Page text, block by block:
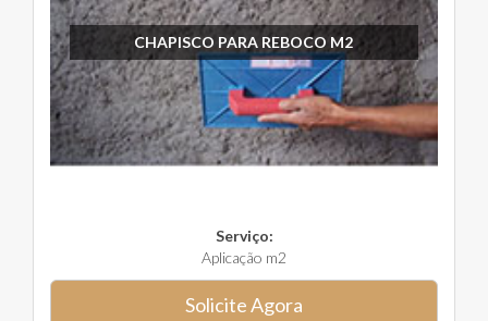
CHAPISCO PARA REBOCO M2
Serviço:
Aplicação m2
Solicite Agora